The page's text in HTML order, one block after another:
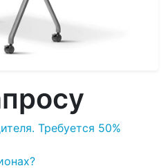
Требуется 50%